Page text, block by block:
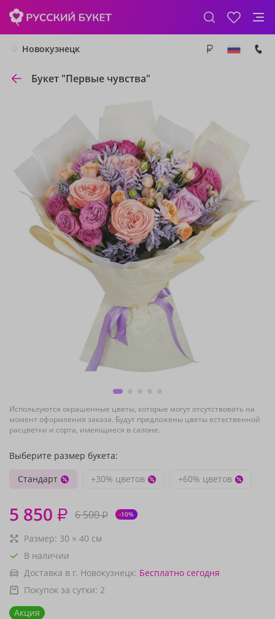
Новокузнецк
Букет "Первые чувства"
Используются окрашенные цветы, которые могут отсутствовать на
момент оформления заказа. Будут предложены цветы естественной
расцветки и сорта, имеющиеся в салоне.
Выберите размер букета:
Стандарт
+30% цветов +60% цветов
5 850 ₽ 6 500₽ -10%
Размер: 30 × 40 см
В наличии
Доставка в г. Новокузнецк: Бесплатно сегодня
Покупок за сутки: 2
Акция